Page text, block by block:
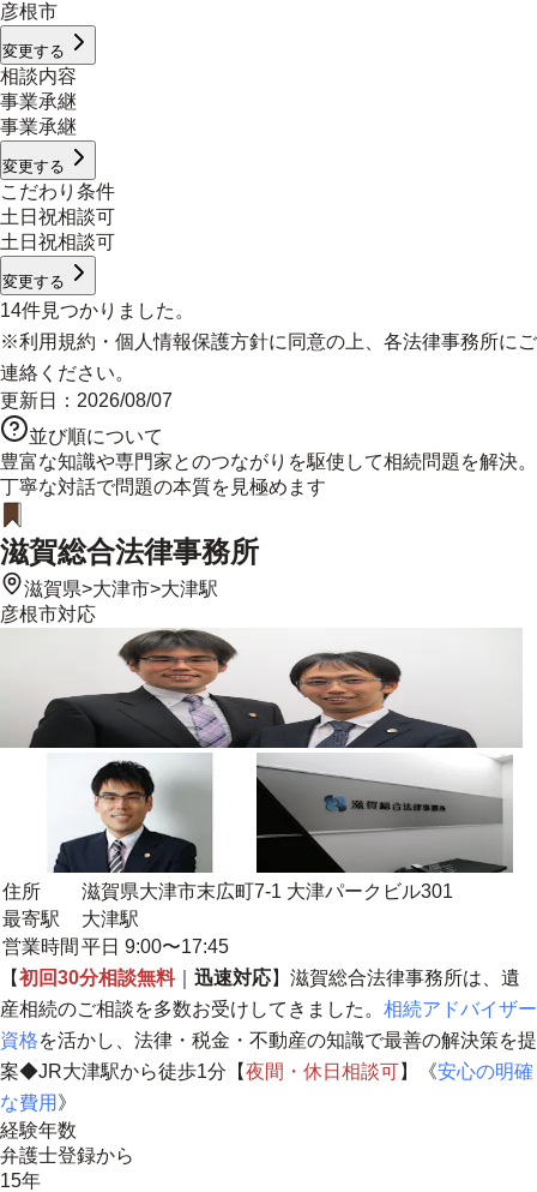
彦根市
変更する
相談内容
事業承継
事業承継
変更する
こだわり条件
土日祝相談可
土日祝相談可
変更する
14件見つかりました。
※利用規約 ・ 個人情報保護方針に同意の上、各法律事務所にご
連絡ください。
更新日： 2026/08/07
並び順について
豊富な知識や専門家とのつながりを駆使して相続問題を解決。
丁寧な対話で問題の本質を見極めます
滋賀総合法律事務所
滋賀県>大津市>大津駅
彦根市対応
住所
滋賀県大津市末広町7-1 大津パークビル301
最寄駅
大津駅
営業時間 平日 9:00〜17:45
【初回30分相談無料｜ 迅速対応】滋賀総合法律事務所は、遺
産相続のご相談を多数お受けしてきました。 相続アドバイザー
資格を活かし、法律・税金・不動産の知識で最善の解決策を提
案◆JR大津駅から徒歩1分【夜間・休日相談可】《安心の明確
な費用 》
経験年数
弁護士登録から
15年